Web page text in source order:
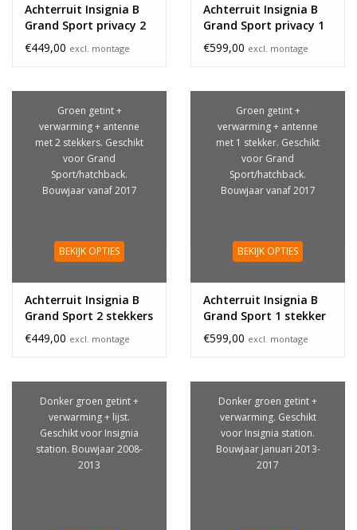
Achterruit Insignia B
Grand Sport privacy 2
stekkers
€449,00 excl. montage
Achterruit Insignia B
Grand Sport privacy 1
stekker
€599,00 excl. montage
Groen getint +
verwarming + antenne
met 2 stekkers. Geschikt
voor Grand
Sport/hatchback.
Bouwjaar vanaf 2017
BEKIJK OPTIES
Achterruit Insignia B
Grand Sport 2 stekkers
€449,00 excl. montage
Groen getint +
verwarming + antenne
met 1 stekker. Geschikt
voor Grand
Sport/hatchback.
Bouwjaar vanaf 2017
BEKIJK OPTIES
Achterruit Insignia B
Grand Sport 1 stekker
€599,00 excl. montage
Donker groen getint +
verwarming + lijst.
Geschikt voor Insignia
station. Bouwjaar 2008-
2013
Donker groen getint +
verwarming. Geschikt
voor Insignia station.
Bouwjaar januari 2013-
2017